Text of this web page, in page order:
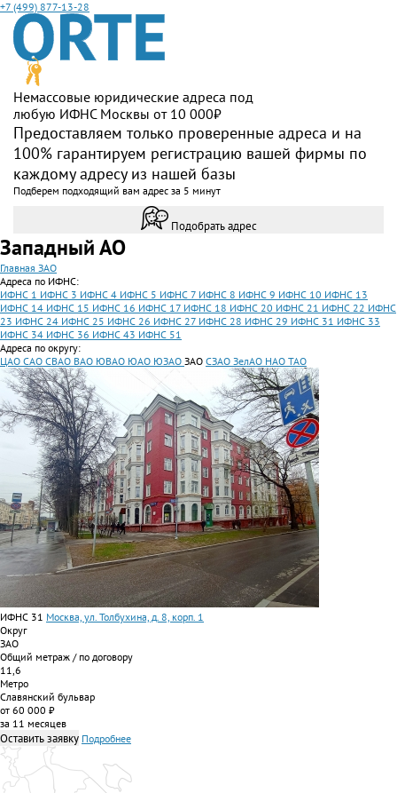
+7 (499) 877-13-28
Немассовые юридические адреса под
любую ИФНС Москвы от 10 000₽
Предоставляем только проверенные адреса и на
100% гарантируем регистрацию вашей фирмы по
каждому адресу из нашей базы
Подберем подходящий вам адрес за 5 минут
Подобрать адрес
Западный АО
Главная ЗАО
Адреса по ИФНС:
ИФНС 1 ИФНС 3 ИФНС 4 ИФНС 5 ИФНС 7 ИФНС 8 ИФНС 9 ИФНС 10 ИФНС 13
ИФНС 14 ИФНС 15 ИФНС 16 ИФНС 17 ИФНС 18 ИФНС 20 ИФНС 21 ИФНС 22 ИФНС
23 ИФНС 24 ИФНС 25 ИФНС 26 ИФНС 27 ИФНС 28 ИФНС 29 ИФНС 31 ИФНС 33
ИФНС 34 ИФНС 36 ИФНС 43 ИФНС 51
Адреса по округу:
ЦАО САО СВАО ВАО ЮВАО ЮАО ЮЗАО ЗАО СЗАО ЗелАО НАО ТАО
ИФНС 31 Москва, ул. Толбухина, д. 8, корп. 1
Округ
ЗАО
Общий метраж / по договору
11,6
Метро
Славянский бульвар
от 60 000 ₽
за 11 месяцев
Оставить заявку Подробнее